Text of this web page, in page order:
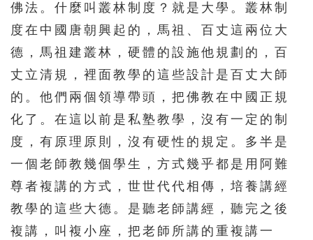
佛法。什麼叫叢林制度？就是大學。叢林制
度在中國唐朝興起的，馬祖、百丈這兩位大
德，馬祖建叢林，硬體的設施他規劃的，百
丈立清規，裡面教學的這些設計是百丈大師
的。他們兩個領導帶頭，把佛教在中國正規
化了。在這以前是私塾教學，沒有一定的制
度，有原理原則，沒有硬性的規定。多半是
一個老師教幾個學生，方式幾乎都是用阿難
尊者複講的方式，世世代代相傳，培養講經
教學的這些大德。是聽老師講經，聽完之後
複講，叫複小座，把老師所講的重複講一